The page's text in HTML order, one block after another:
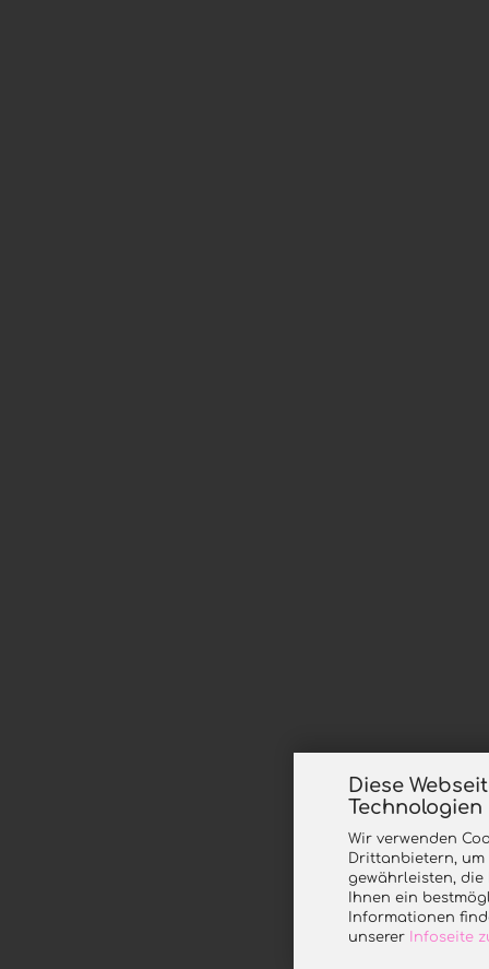
Diese
Technologien
Wir verwenden
Drittanbietern, um
gewährleisten, die
Ihnen ein
Informationen
unserer
Infoseite